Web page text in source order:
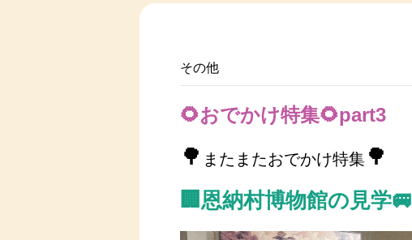
その他
🌻おでかけ特集🌻part3
🌳 またまたおでかけ特集 🌳
🏢恩納村博物館の見学🚐